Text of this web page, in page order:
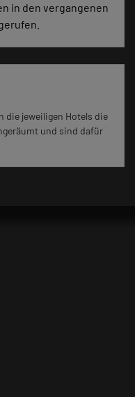
in den vergangenen
die jeweiligen Hotels die
und sind dafür